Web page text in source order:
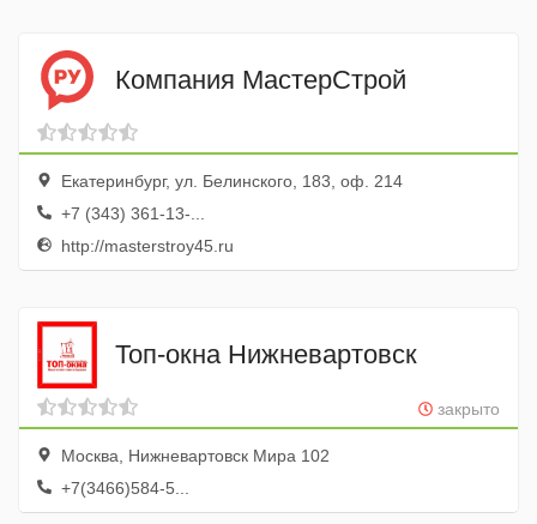
Компания МастерСтрой
Екатеринбург, ул. Белинского, 183, оф. 214
+7 (343) 361-13-...
http://masterstroy45.ru
Топ-окна Нижневартовск
закрыто
Москва, Нижневартовск Мира 102
+7(3466)584-5...